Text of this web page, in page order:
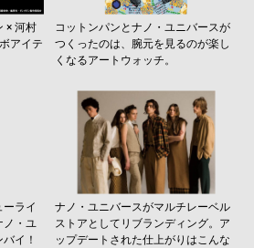
× 河村
アイテ
コットンパンとナノ・ユニバースが
つくったのは、腕元を見るのが楽し
くなるアートウォッチ。
ライ
・ユ
イ！
ナノ・ユニバースがマルチレーベル
ストアとしてリブランディング。ア
ップデートされた仕上がりはこんな